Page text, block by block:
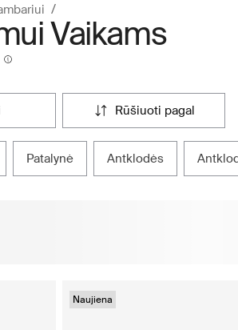
Vaikams
rūšiuoti pagal
patalynė antklodės
Naujiena